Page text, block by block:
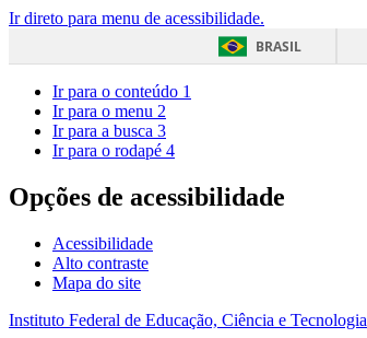
Ir direto para menu de acessibilidade.
BRASIL
Ir para o conteúdo 1
Ir para o menu 2
Ir para a busca 3
Ir para o rodapé 4
Opções de acessibilidade
Acessibilidade
Alto contraste
Mapa do site
Instituto Federal de Educação, Ciência e Tecnologia